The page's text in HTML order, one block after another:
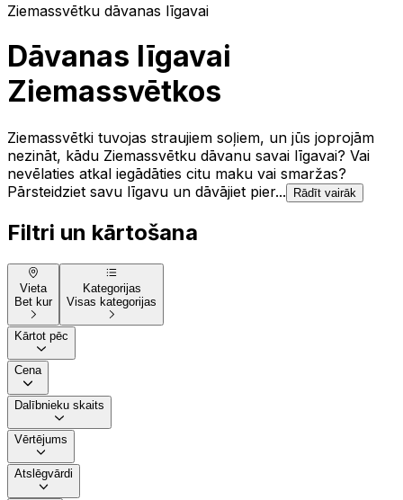
Ziemassvētku dāvanas līgavai
Dāvanas līgavai
Ziemassvētkos
Ziemassvētki tuvojas straujiem soļiem, un jūs joprojām
nezināt, kādu Ziemassvētku dāvanu savai līgavai? Vai
nevēlaties atkal iegādāties citu maku vai smaržas?
Pārsteidziet savu līgavu un dāvājiet pier...
Rādīt vairāk
Filtri un kārtošana
Vieta
Bet kur
Kategorijas
Visas kategorijas
Kārtot pēc
Cena
Dalībnieku skaits
Vērtējums
Atslēgvārdi